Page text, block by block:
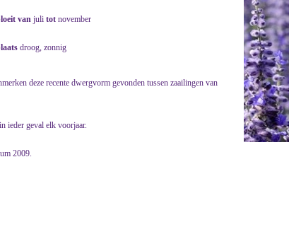
van juli tot november
droog, zonnig
deze recente dwergvorm gevonden tussen zaailingen van
ieder geval elk voorjaar.
2009.